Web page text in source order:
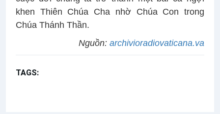
khen Thiên Chúa Cha nhờ Chúa Con trong
Chúa Thánh Thần.
Nguồn: archivioradiovaticana.va
TAGS: